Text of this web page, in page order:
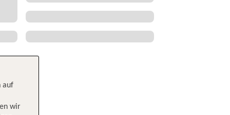
auf
wir